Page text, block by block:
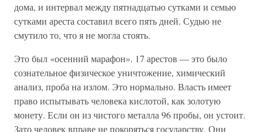
дома, и интервал между пятнадцатью сутками и семью
сутками ареста составил всего пять дней. Судью не
смутило то, что я не могла стоять.
Это был «осенний марафон». 17 арестов — это было
сознательное физическое уничтожение, химический
анализ, проба на излом. Это нормально. Власть имеет
право испытывать человека кислотой, как золотую
монету. Если он из чистого металла 96 пробы, он устоит.
Зато человек вправе не покоряться государству. Они